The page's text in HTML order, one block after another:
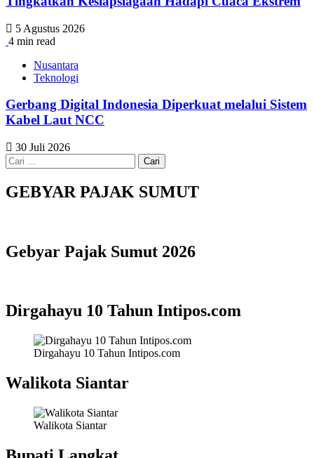
5 Agustus 2026
4 min read
Nusantara
Teknologi
Gerbang Digital Indonesia Diperkuat melalui Sistem
Kabel Laut NCC
30 Juli 2026
Cari
untuk:
GEBYAR PAJAK SUMUT
Gebyar Pajak Sumut 2026
Dirgahayu 10 Tahun Intipos.com
Dirgahayu 10 Tahun Intipos.com
Walikota Siantar
Walikota Siantar